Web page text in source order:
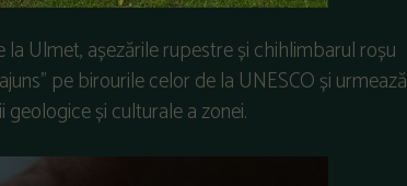
Ulmet, așezările rupestre și chihlimbarul roșu
pe birourile celor de la UNESCO și urmează
și culturale a zonei.